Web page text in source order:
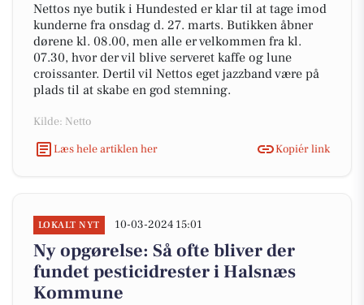
Nettos nye butik i Hundested er klar til at tage imod
kunderne fra onsdag d. 27. marts. Butikken åbner
dørene kl. 08.00, men alle er velkommen fra kl.
07.30, hvor der vil blive serveret kaffe og lune
croissanter. Dertil vil Nettos eget jazzband være på
plads til at skabe en god stemning.
Kilde: Netto
Læs hele artiklen her
Kopiér link
LOKALT NYT 10-03-2024 15:01
Ny opgørelse: Så ofte bliver der
fundet pesticidrester i Halsnæs
Kommune